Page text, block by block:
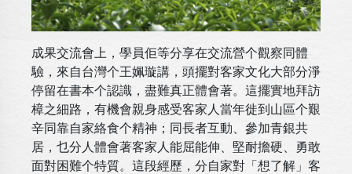
成果交流會上，學員佢等分享在交流營个觀察同體
驗，來自台灣个王姵璇講，頭擺對客家文化大部分淨
停留在書本个認識，盡難真正體會著。這擺實地拜訪
樟之細路，有機會親身感受客家人當年徙到山區个艱
辛同靠自家絡食个精神；同長者互動、參加青銀共
居，乜分人體會著客家人能屈能伸、堅耐擔硬、勇敢
面對困難个特質。這段經歷，分自家對「想了解」客